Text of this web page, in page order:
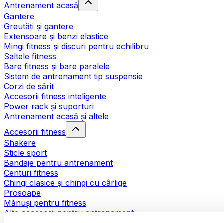
Antrenament acasă
Gantere
Greutăți și gantere
Extensoare și benzi elastice
Mingi fitness și discuri pentru echilibru
Saltele fitness
Bare fitness și bare paralele
Sistem de antrenament tip suspensie
Corzi de sărit
Accesorii fitness inteligente
Power rack și suporturi
Antrenament acasă și altele
Accesorii fitness
Shakere
Sticle sport
Bandaje pentru antrenament
Centuri fitness
Chingi clasice și chingi cu cârlige
Prosoape
Mănuși pentru fitness
Alte accesorii pentru antrenament